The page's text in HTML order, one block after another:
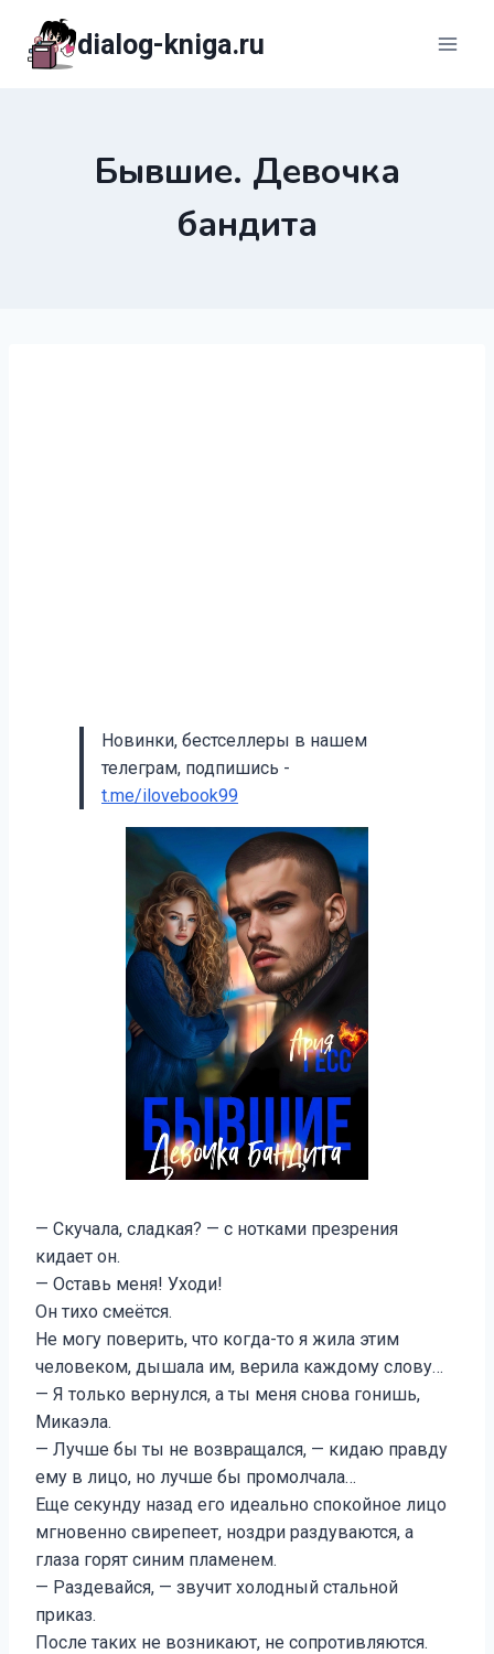
содержимому
dialog-kniga.ru
Бывшие. Девочка
бандита
Новинки, бестселлеры в нашем
телеграм, подпишись -
t.me/ilovebook99
— Скучала, сладкая? — с нотками презрения
кидает он.
— Оставь меня! Уходи!
Он тихо смеётся.
Не могу поверить, что когда-то я жила этим
человеком, дышала им, верила каждому слову…
— Я только вернулся, а ты меня снова гонишь,
Микаэла.
— Лучше бы ты не возвращался, — кидаю правду
ему в лицо, но лучше бы промолчала…
Еще секунду назад его идеально спокойное лицо
мгновенно свирепеет, ноздри раздуваются, а
глаза горят синим пламенем.
— Раздевайся, — звучит холодный стальной
приказ.
После таких не возникают, не сопротивляются.